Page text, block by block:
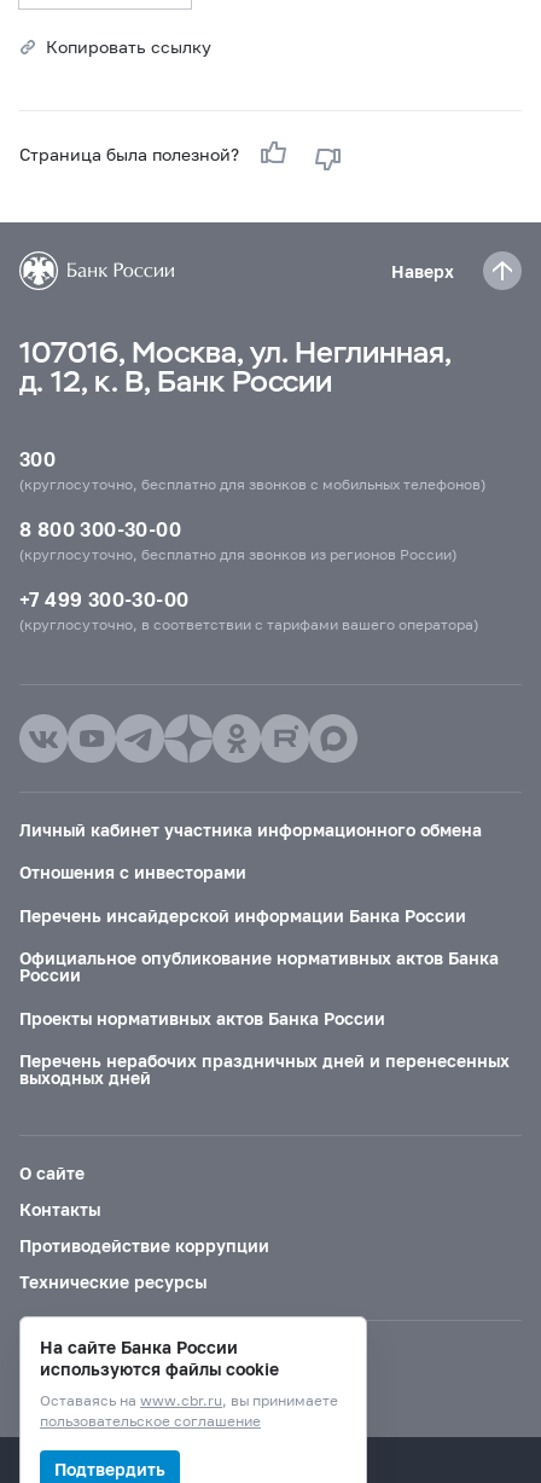
Копировать ссылку
Страница была полезной?
Наверх
107016, Москва, ул. Неглинная,
д. 12, к. В, Банк России
300
(круглосуточно, бесплатно для звонков с мобильных телефонов)
8 800 300-30-00
(круглосуточно, бесплатно для звонков из регионов России)
+7 499 300-30-00
(круглосуточно, в соответствии с тарифами вашего оператора)
Личный кабинет участника информационного обмена
Отношения с инвесторами
Перечень инсайдерской информации Банка России
Официальное опубликование нормативных актов Банка
России
Проекты нормативных актов Банка России
Перечень нерабочих праздничных дней и перенесенных
выходных дней
О сайте
Контакты
Противодействие коррупции
Технические ресурсы
Версия для слабовидящих
© Банк России, 2000–2026.
На сайте Банка России
используются файлы cookie
Оставаясь на www.cbr.ru, вы принимаете
пользовательское соглашение
Подтвердить